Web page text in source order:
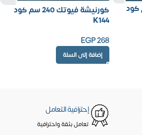
240 سم كود
كورنيشة فيوتك 240 سم كود
K144
EGP268
إضافة إلى السلة
إحترافية التعامل
تعامل بثقة واحترافية